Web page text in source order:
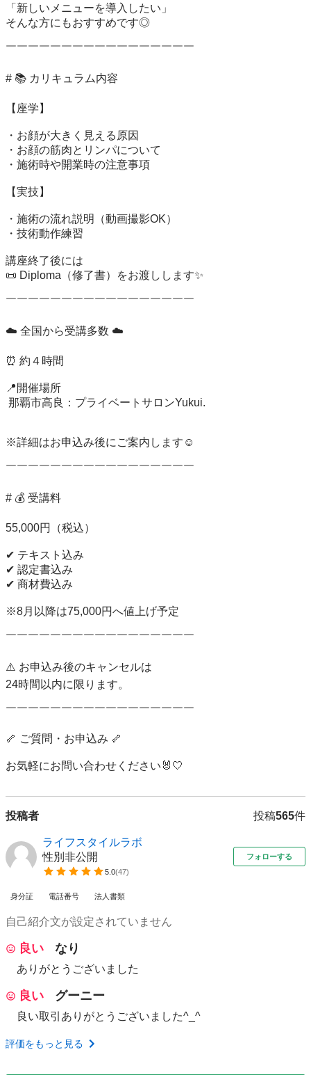
「新しいメニューを導入したい」
そんな方にもおすすめです◎
￣￣￣￣￣￣￣￣￣￣￣￣￣￣￣￣￣
# 📚 カリキュラム内容
【座学】
・お顔が大きく見える原因
・お顔の筋肉とリンパについて
・施術時や開業時の注意事項
【実技】
・施術の流れ説明（動画撮影OK）
・技術動作練習
講座終了後には
📜 Diploma（修了書）をお渡しします✨
￣￣￣￣￣￣￣￣￣￣￣￣￣￣￣￣￣
☁️ 全国から受講多数 ☁️
⏰ 約４時間
📍開催場所
※詳細はお申込み後にご案内します☺️
￣￣￣￣￣￣￣￣￣￣￣￣￣￣￣￣￣
# 💰 受講料
55,000円（税込）
✔ テキスト込み
✔ 認定書込み
✔ 商材費込み
※8月以降は75,000円へ値上げ予定
￣￣￣￣￣￣￣￣￣￣￣￣￣￣￣￣￣
⚠️ お申込み後のキャンセルは
24時間以内に限ります。
￣￣￣￣￣￣￣￣￣￣￣￣￣￣￣￣￣
🦴 ご質問・お申込み 🦴
お気軽にお問い合わせください🐰🤍
投稿者 投稿565件
ライフスタイルラボ
性別非公開
5.0(47)
フォローする
身分証 電話番号 法人書類
自己紹介文が設定されていません
良い なり
ありがとうございました
良い グーニー
良い取引ありがとうございました^_^
評価をもっと見る